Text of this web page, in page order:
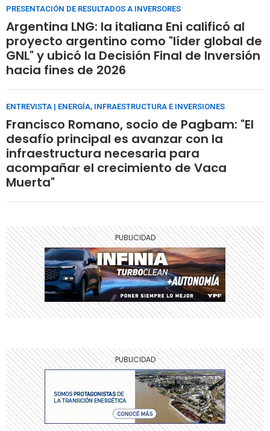
PRESENTACIÓN DE RESULTADOS A INVERSORES
Argentina LNG: la italiana Eni calificó al
proyecto argentino como "líder global de
GNL" y ubicó la Decisión Final de Inversión
hacia fines de 2026
ENTREVISTA | ENERGÍA, INFRAESTRUCTURA E INVERSIONES
Francisco Romano, socio de Pagbam: "El
desafío principal es avanzar con la
infraestructura necesaria para
acompañar el crecimiento de Vaca
Muerta"